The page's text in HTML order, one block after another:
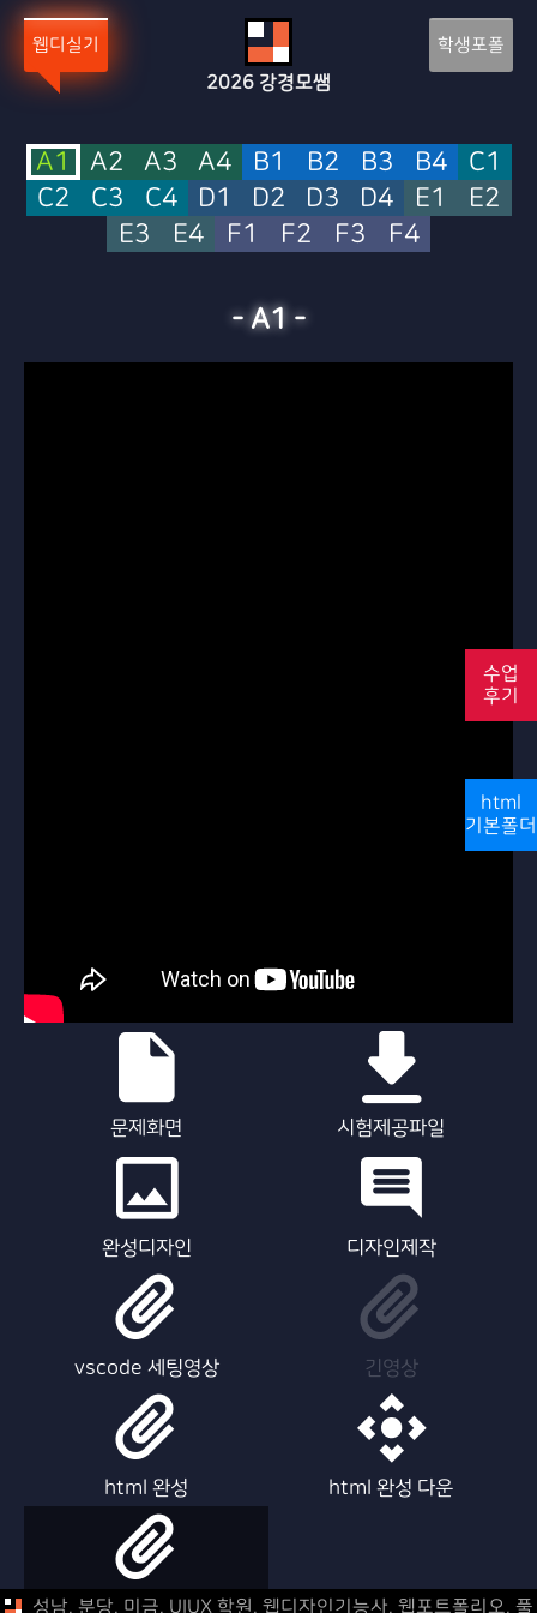
웹디실기 학생포폴
2026 강경모쌤
A1 A2 A3 A4 B1 B2 B3 B4
C1
C2
C3 C4 D1 D2 D3 D4 E1
E2
E3
E4 F1 F2 F3 F4
-A1 -
문제화면 시험제공파일
완성디자인 디자인제작
vscode 세팅영상 긴영상
html 완성 html 완성 다운
html 제작영상
수업
후기
html
기본폴더
성남, 분당, 미금, UIUX 학원, 웹디자인기능사, 웹포트폴리오, 풀